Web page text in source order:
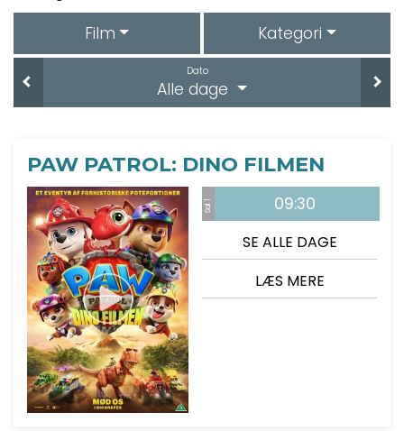
Film
Kategori
Dato
Alle dage
PAW PATROL: DINO FILMEN
Sal 1 09:30
SE ALLE DAGE
LÆS MERE